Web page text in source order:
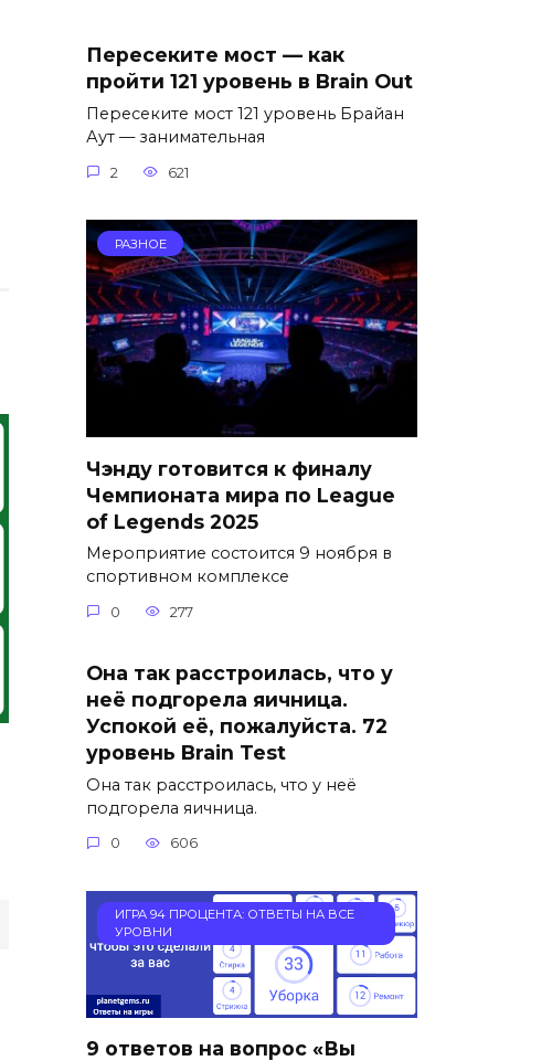
Пересеките мост — как
пройти 121 уровень в Brain Out
Пересеките мост 121 уровень Брайан
Аут — занимательная
2 621
РАЗНОЕ
Чэнду готовится к финалу
Чемпионата мира по League
of Legends 2025
Мероприятие состоится 9 ноября в
спортивном комплексе
0 277
Она так расстроилась, что у
неё подгорела яичница.
Успокой её, пожалуйста. 72
уровень Brain Test
Она так расстроилась, что у неё
подгорела яичница.
0 606
ИГРА 94 ПРОЦЕНТА: ОТВЕТЫ НА ВСЕ
УРОВНИ
9 ответов на вопрос «Вы